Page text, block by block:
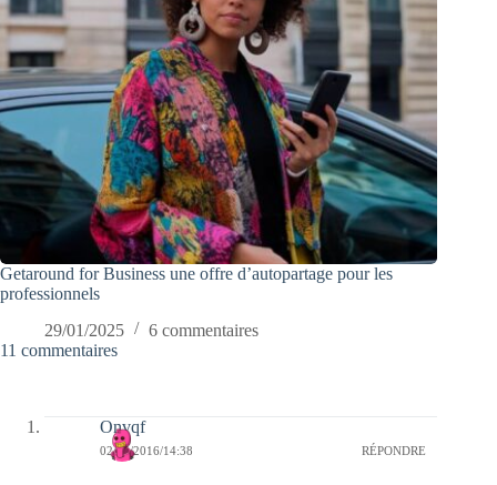
Getaround for Business une offre d’autopartage pour les
professionnels
29/01/2025
6 commentaires
11 commentaires
Onvqf
02/05/2016/14:38 RÉPONDRE